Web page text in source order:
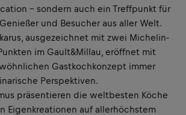
– sondern auch ein Treffpunkt für
und Besucher aus aller Welt.
ausgezeichnet mit zwei Michelin-
im Gault&Millau, eröffnet mit
Gastkochkonzept immer
Perspektiven.
präsentieren die weltbesten Köche
Eigenkreationen auf allerhöchstem